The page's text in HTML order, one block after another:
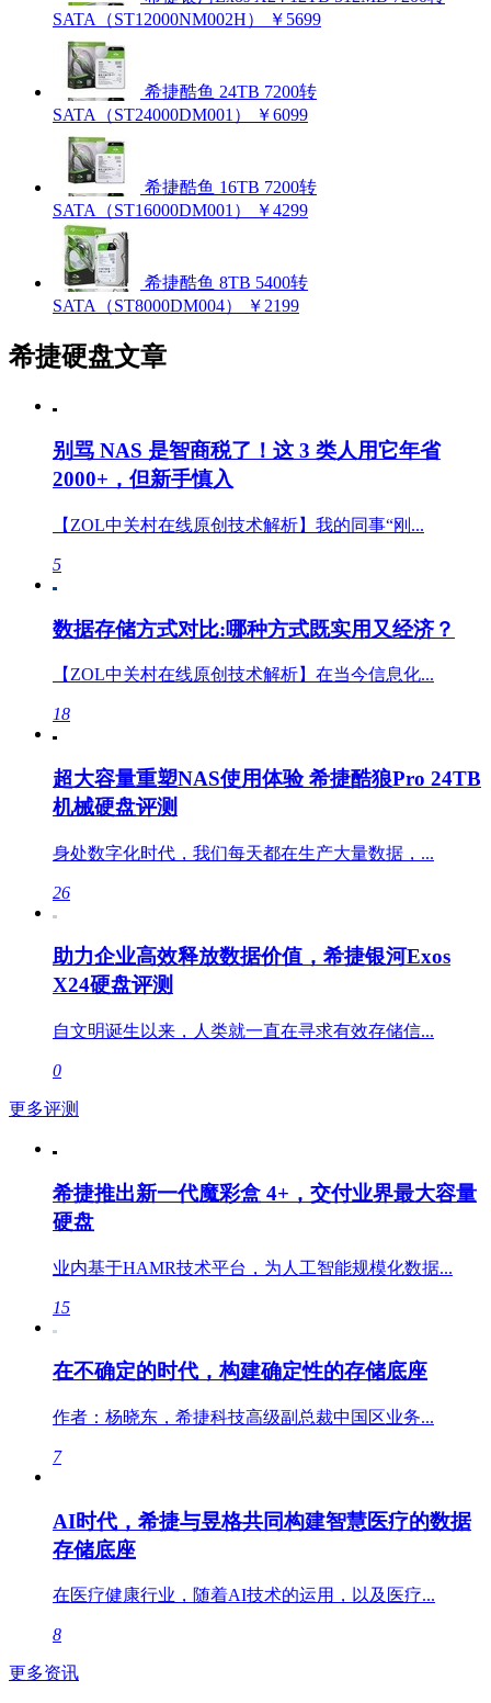
SATA（ST12000NM002H）
￥5699
希捷酷鱼 24TB 7200转
SATA（ST24000DM001）
￥6099
希捷酷鱼 16TB 7200转
SATA（ST16000DM001）
￥4299
希捷酷鱼 8TB 5400转
SATA（ST8000DM004）
￥2199
希捷硬盘文章
别骂 NAS 是智商税了！这 3 类人用它年省
2000+，但新手慎入
【ZOL中关村在线原创技术解析】我的同事“刚...
5
数据存储方式对比:哪种方式既实用又经济？
【ZOL中关村在线原创技术解析】在当今信息化...
18
超大容量重塑NAS使用体验 希捷酷狼Pro 24TB
机械硬盘评测
身处数字化时代，我们每天都在生产大量数据，...
26
助力企业高效释放数据价值，希捷银河Exos
X24硬盘评测
自文明诞生以来，人类就一直在寻求有效存储信...
0
更多评测
希捷推出新一代魔彩盒 4+，交付业界最大容量
硬盘
业内基于HAMR技术平台，为人工智能规模化数据...
15
在不确定的时代，构建确定性的存储底座
作者：杨晓东，希捷科技高级副总裁中国区业务...
7
AI时代，希捷与昱格共同构建智慧医疗的数据
存储底座
在医疗健康行业，随着AI技术的运用，以及医疗...
8
更多资讯